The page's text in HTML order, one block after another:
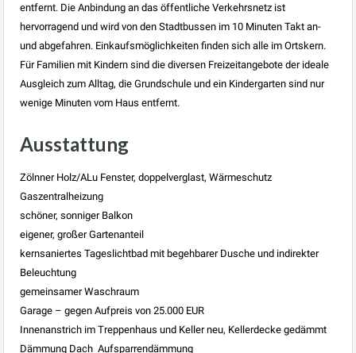
entfernt. Die Anbindung an das öffentliche Verkehrsnetz ist
hervorragend und wird von den Stadtbussen im 10 Minuten Takt an-
und abgefahren. Einkaufsmöglichkeiten finden sich alle im Ortskern.
Für Familien mit Kindern sind die diversen Freizeitangebote der ideale
Ausgleich zum Alltag, die Grundschule und ein Kindergarten sind nur
wenige Minuten vom Haus entfernt.
Ausstattung
Zölnner Holz/ALu Fenster, doppelverglast, Wärmeschutz
Gaszentralheizung
schöner, sonniger Balkon
eigener, großer Gartenanteil
kernsaniertes Tageslichtbad mit begehbarer Dusche und indirekter
Beleuchtung
gemeinsamer Waschraum
Garage – gegen Aufpreis von 25.000 EUR
Innenanstrich im Treppenhaus und Keller neu, Kellerdecke gedämmt
Dämmung Dach  Aufsparrendämmung